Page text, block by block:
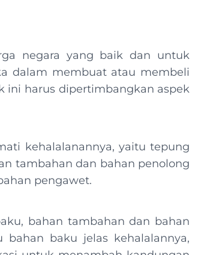
negara yang baik dan untuk
dalam membuat atau membeli
ini harus dipertimbangkan aspek
kehalalanannya, yaitu tepung
tambahan dan bahan penolong
pengawet.
bahan tambahan dan bahan
baku jelas kehalalannya,